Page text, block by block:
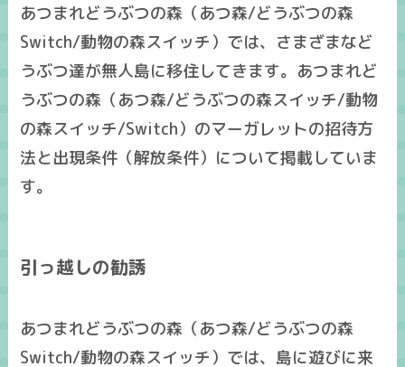
あつまれどうぶつの森（あつ森/どうぶつの森
Switch/動物の森スイッチ）では、さまざまなど
うぶつ達が無人島に移住してきます。あつまれど
うぶつの森（あつ森/どうぶつの森スイッチ/動物
の森スイッチ/Switch）のマーガレットの招待方
法と出現条件（解放条件）について掲載していま
す。
引っ越しの勧誘
あつまれどうぶつの森（あつ森/どうぶつの森
Switch/動物の森スイッチ）では、島に遊びに来